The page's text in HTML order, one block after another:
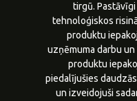
tirgū.
tehnoloģiskos
produktu
uzņēmuma darbu
produktu
piedalījušies
un izveidojuši